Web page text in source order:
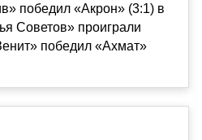
победил «Акрон» (3:1) в
Советов» проиграли
победил «Ахмат»